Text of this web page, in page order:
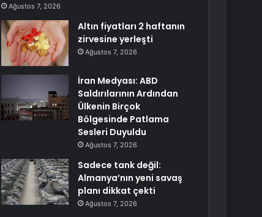
Ağustos 7, 2026
Altın fiyatları 2 haftanın
zirvesine yerleşti
Ağustos 7, 2026
İran Medyası: ABD
Saldırılarının Ardından
Ülkenin Birçok
Bölgesinde Patlama
Sesleri Duyuldu
Ağustos 7, 2026
Sadece tank değil:
Almanya’nın yeni savaş
planı dikkat çekti
Ağustos 7, 2026